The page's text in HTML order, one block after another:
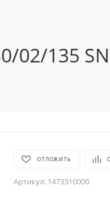
02/135
ОТЛОЖИТЬ
Артикул: 1473310000